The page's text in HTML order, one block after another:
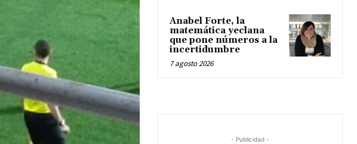
Anabel Forte, la
matemática yeclana
que pone números a la
incertidumbre
7 agosto 2026
- Publicidad -